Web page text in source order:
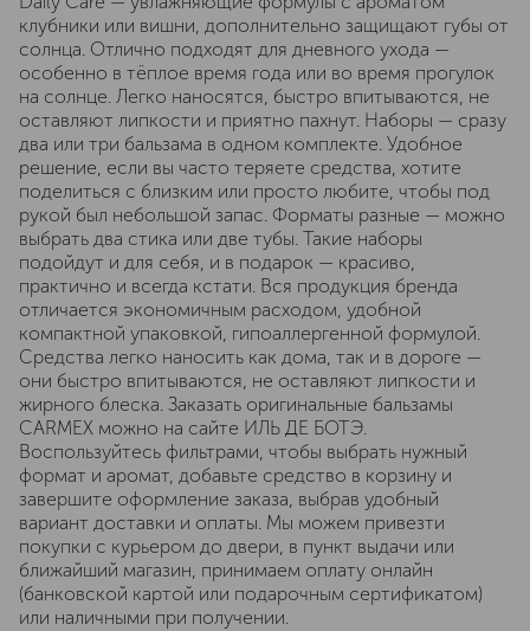
клубники или вишни, дополнительно защищают губы от
солнца. Отлично подходят для дневного ухода —
особенно в тёплое время года или во время прогулок
на солнце. Легко наносятся, быстро впитываются, не
оставляют липкости и приятно пахнут. Наборы — сразу
два или три бальзама в одном комплекте. Удобное
решение, если вы часто теряете средства, хотите
поделиться с близким или просто любите, чтобы под
рукой был небольшой запас. Форматы разные — можно
выбрать два стика или две тубы. Такие наборы
подойдут и для себя, и в подарок — красиво,
практично и всегда кстати. Вся продукция бренда
отличается экономичным расходом, удобной
компактной упаковкой, гипоаллергенной формулой.
Средства легко наносить как дома, так и в дороге —
они быстро впитываются, не оставляют липкости и
жирного блеска. Заказать оригинальные бальзамы
CARMEX можно на сайте ИЛЬ ДЕ БОТЭ.
Воспользуйтесь фильтрами, чтобы выбрать нужный
формат и аромат, добавьте средство в корзину и
завершите оформление заказа, выбрав удобный
вариант доставки и оплаты. Мы можем привезти
покупки с курьером до двери, в пункт выдачи или
ближайший магазин, принимаем оплату онлайн
(банковской картой или подарочным сертификатом)
или наличными при получении.